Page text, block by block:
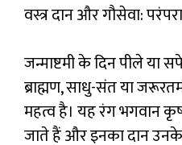
वस्त्र दान और गौसेवा:
जन्माष्टमी के दिन पीले या
ब्राह्मण, साधु-संत या
महत्व है। यह रंग भगवान
जाते हैं और इनका दान उनके